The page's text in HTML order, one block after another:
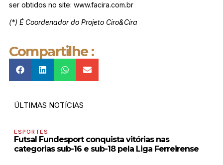
ser obtidos no site: www.facira.com.br
(*) É Coordenador do Projeto Ciro&Cira
Compartilhe :
ÚLTIMAS NOTÍCIAS
ESPORTES
Futsal Fundesport conquista vitórias nas
categorias sub-16 e sub-18 pela Liga Ferreirense